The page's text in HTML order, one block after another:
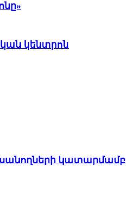
կենտրոն
կատարմամբ